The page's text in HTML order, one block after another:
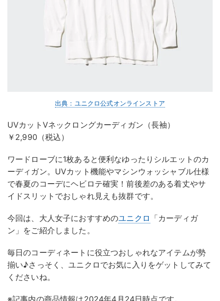
出典：ユニクロ公式オンラインストア
UVカットVネックロングカーディガン（長袖）
￥2,990（税込）
ワードローブに1枚あると便利なゆったりシルエットのカ
ーディガン。UVカット機能やマシンウォッシャブル仕様
で春夏のコーデにヘビロテ確実！前後差のある着丈やサ
イドスリットでおしゃれ見えも抜群です。
今回は、大人女子におすすめのユニクロ 「カーディガ
ン」をご紹介しました。
毎日のコーディネートに役立つおしゃれなアイテムが勢
揃い♪さっそく、ユニクロでお気に入りをゲットしてみて
くださいね。